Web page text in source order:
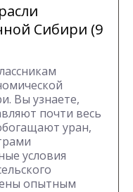
Сибири (9
Вы узнаете,
почти весь
уран,
условия
опытным